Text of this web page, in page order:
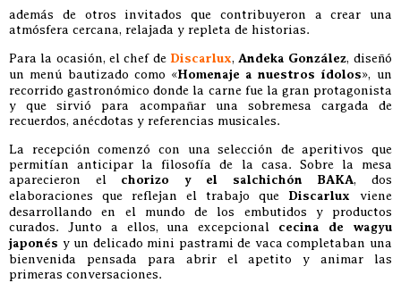
además de otros invitados que contribuyeron a crear una
atmósfera cercana, relajada y repleta de historias.
Para la ocasión, el chef de Discarlux, Andeka González, diseñó
un menú bautizado como «Homenaje a nuestros ídolos», un
recorrido gastronómico donde la carne fue la gran protagonista
y que sirvió para acompañar una sobremesa cargada de
recuerdos, anécdotas y referencias musicales.
La recepción comenzó con una selección de aperitivos que
permitían anticipar la filosofía de la casa. Sobre la mesa
aparecieron el chorizo y el salchichón BAKA, dos
elaboraciones que reflejan el trabajo que Discarlux viene
desarrollando en el mundo de los embutidos y productos
curados. Junto a ellos, una excepcional cecina de wagyu
japonés y un delicado mini pastrami de vaca completaban una
bienvenida pensada para abrir el apetito y animar las
primeras conversaciones.